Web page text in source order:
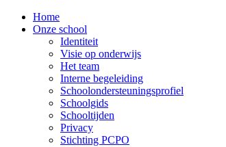
Home
Onze school
Identiteit
Visie op onderwijs
Het team
Interne begeleiding
Schoolondersteuningsprofiel
Schoolgids
Schooltijden
Privacy
Stichting PCPO